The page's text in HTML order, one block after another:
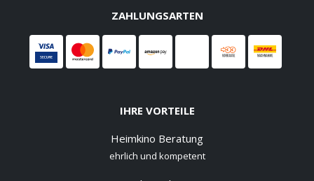
ZAHLUNGSARTEN
IHRE VORTEILE
Heimkino Beratung
ehrlich und kompetent